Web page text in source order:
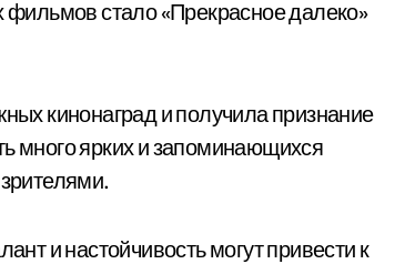
стало «Прекрасное далеко»
кинонаград и получила признание
много ярких и запоминающихся
и настойчивость могут привести к